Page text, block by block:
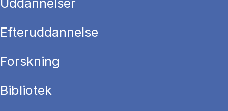
Uddannelser
Efteruddannelse
Forskning
Bibliotek